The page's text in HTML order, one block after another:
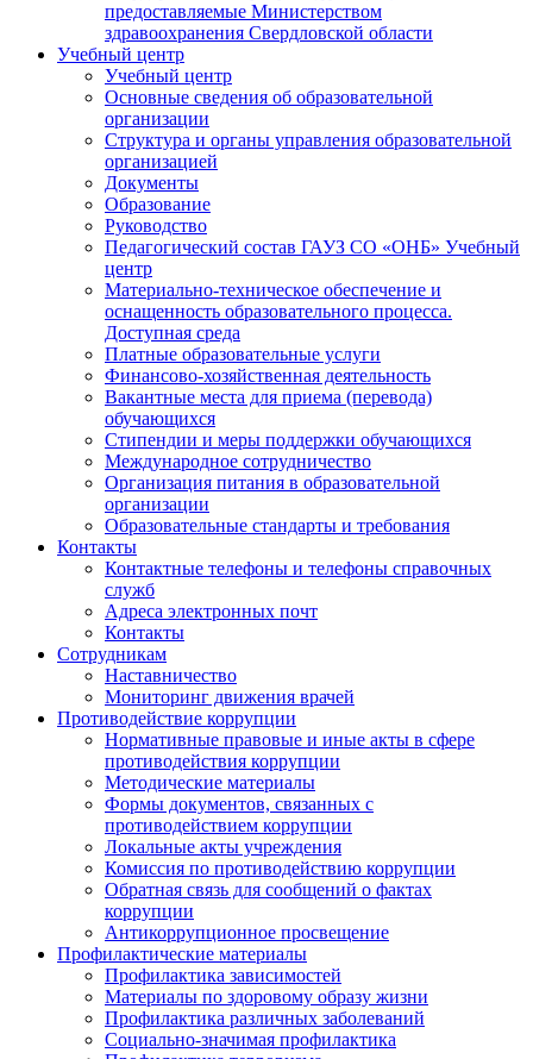
предоставляемые Министерством
здравоохранения Свердловской области
Учебный центр
Учебный центр
Основные сведения об образовательной
организации
Структура и органы управления образовательной
организацией
Документы
Образование
Руководство
Педагогический состав ГАУЗ СО «ОНБ» Учебный
центр
Материально-техническое обеспечение и
оснащенность образовательного процесса.
Доступная среда
Платные образовательные услуги
Финансово-хозяйственная деятельность
Вакантные места для приема (перевода)
обучающихся
Стипендии и меры поддержки обучающихся
Международное сотрудничество
Организация питания в образовательной
организации
Образовательные стандарты и требования
Контакты
Контактные телефоны и телефоны справочных
служб
Адреса электронных почт
Контакты
Сотрудникам
Наставничество
Мониторинг движения врачей
Противодействие коррупции
Нормативные правовые и иные акты в сфере
противодействия коррупции
Методические материалы
Формы документов, связанных с
противодействием коррупции
Локальные акты учреждения
Комиссия по противодействию коррупции
Обратная связь для сообщений о фактах
коррупции
Антикоррупционное просвещение
Профилактические материалы
Профилактика зависимостей
Материалы по здоровому образу жизни
Профилактика различных заболеваний
Социально-значимая профилактика